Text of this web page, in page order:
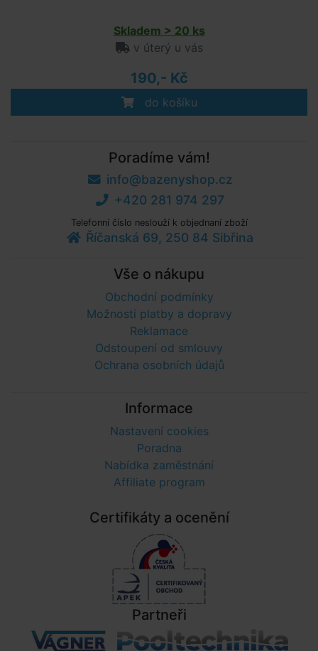
Skladem > 20 ks
v úterý u vás
190,- Kč
do košíku
Poradíme vám!
info@bazenyshop.cz
+420 281 974 297
Telefonní číslo neslouží k objednaní zboží
Říčanská 69, 250 84 Sibřina
Vše o nákupu
Obchodní podmínky
Možnosti platby a dopravy
Reklamace
Odstoupení od smlouvy
Ochrana osobních údajů
Informace
Nastavení cookies
Poradna
Nabídka zaměstnání
Affiliate program
Certifikáty a ocenění
Partneři